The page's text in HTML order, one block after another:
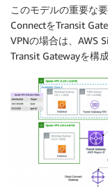
このモデルの重要な
ConnectをTransit
VPNの場合は、AWS
Transit Gatewayを構